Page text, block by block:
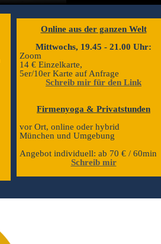
Online aus der ganzen Welt
Mittwochs, 19.45 - 21.00 Uhr:
Zoom
14 € Einzelkarte,
5er/10er Karte auf Anfrage
Schreib mir für den Link
Firmenyoga & Privatstunden
vor Ort, online oder hybrid
München und Umgebung
Angebot individuell: ab 70 € / 60min
Schreib mir